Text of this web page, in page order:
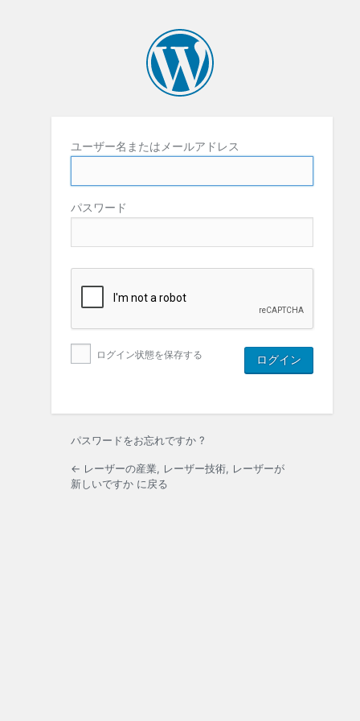
ユーザー名またはメールアドレス
パスワード
ログイン状態を保存する
パスワードをお忘れですか ?
← レーザーの産業, レーザー技術, レーザーが
新しいですか に戻る